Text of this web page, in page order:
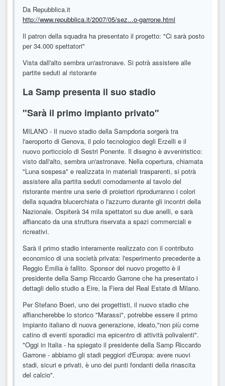
Da Repubblica.it
http://www.repubblica.it/2007/05/sez...o-garrone.html
Il patron della squadra ha presentato il progetto: "Ci sarà posto
per 34.000 spettatori"
Vista dall'alto sembra un'astronave. Si potrà assistere alle
partite seduti al ristorante
La Samp presenta il suo stadio
"Sarà il primo impianto privato"
MILANO - Il nuovo stadio della Sampdoria sorgerà tra
l'aeroporto di Genova, il polo tecnologico degli Erzelli e il
nuovo porticciolo di Sestri Ponente. Il disegno è avveniristico:
visto dall'alto, sembra un'astronave. Nella copertura, chiamata
"Luna sospesa" e realizzata in materiali trasparenti, si potrà
assistere alla partita seduti comodamente al tavolo del
ristorante mentre una serie di proiettori riprodurranno i colori
della squadra blucerchiata o l'azzurro durante gli incontri della
Nazionale. Ospiterà 34 mila spettatori su due anelli, e sarà
affiancato da una struttura riservata a spazi commerciali e
ricreativi.
Sarà il primo stadio interamente realizzato con il contributo
economico di una società privata: l'esperimento precedente a
Reggio Emilia è fallito. Sponsor del nuovo progetto è il
presidente della Samp Riccardo Garrone che ha presentato i
dettagli dello studio a Eire, la Fiera del Real Estate di Milano.
Per Stefano Boeri, uno dei progettisti, il nuovo stadio che
affiancherebbe lo storico "Marassi", potrebbe essere il primo
impianto italiano di nuova generazione, ideato,"non più come
catino di eventi sporadici ma epicentro di attività polivalenti".
"Oggi in Italia - ha spiegato il presidente della Samp Riccardo
Garrone - abbiamo gli stadi peggiori d'Europa: avere nuovi
stadi, sicuri e privati, è uno dei punti fondanti della rinascita
del calcio".